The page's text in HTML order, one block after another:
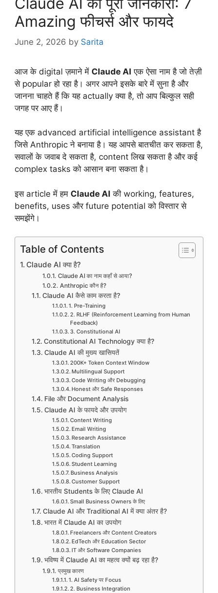
Amazing फीचर्स और फायदे
June 2, 2026 by Sarita
आज के digital ज़माने में Claude AI एक ऐसा नाम है जो तेज़ी
से popular हो रहा है। अगर आपने इसके बारे में सुना है और
जानना चाहते हैं कि यह actually क्या है, तो आप बिल्कुल सही
जगह पर आए हैं।
यह एक advanced artificial intelligence assistant है
जिसे Anthropic ने बनाया है। यह आपसे बातचीत कर सकता है,
सवालों के जवाब दे सकता है, content लिख सकता है और कई
complex tasks को आसान बना सकता है।
इस article में हम Claude AI की working, features,
benefits, uses और future potential को विस्तार से
समझेंगे।
Table of Contents
Claude AI क्या है?
Claude AI का नाम कहाँ से आया?
Anthropic कौन है?
Claude AI कैसे काम करता है?
1. Pre-Training
2. RLHF (Reinforcement Learning from Human
Feedback)
3. Constitutional AI
Constitutional AI Technology क्या है?
Claude AI की मुख्य खासियतें
200K+ Token Context Window
Multilingual Support
Code Writing और Debugging
Honest और Safe Responses
File और Document Analysis
Claude AI के फायदे और उपयोग
Content Writing
Email Writing
Research Assistance
Translation
Coding Support
Student Learning
Business Analysis
Customer Support
भारतीय Students के लिए Claude AI
Small Business Owners के लिए
Claude AI और Traditional AI में क्या अंतर है?
भारत में Claude AI का उपयोग
Freelancers और Content Creators
EdTech और Education Sector
IT और Software Companies
भविष्य में Claude AI का महत्व क्यों बढ़ रहा है?
प्रमुख कारण
1. AI Safety पर Focus
2. Business Integration